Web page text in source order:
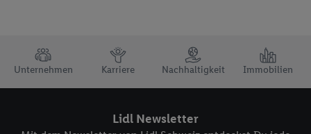
TRUSTBAR
Unternehmen Karriere Nachhaltigkeit Immobilien
Lidl Newsletter